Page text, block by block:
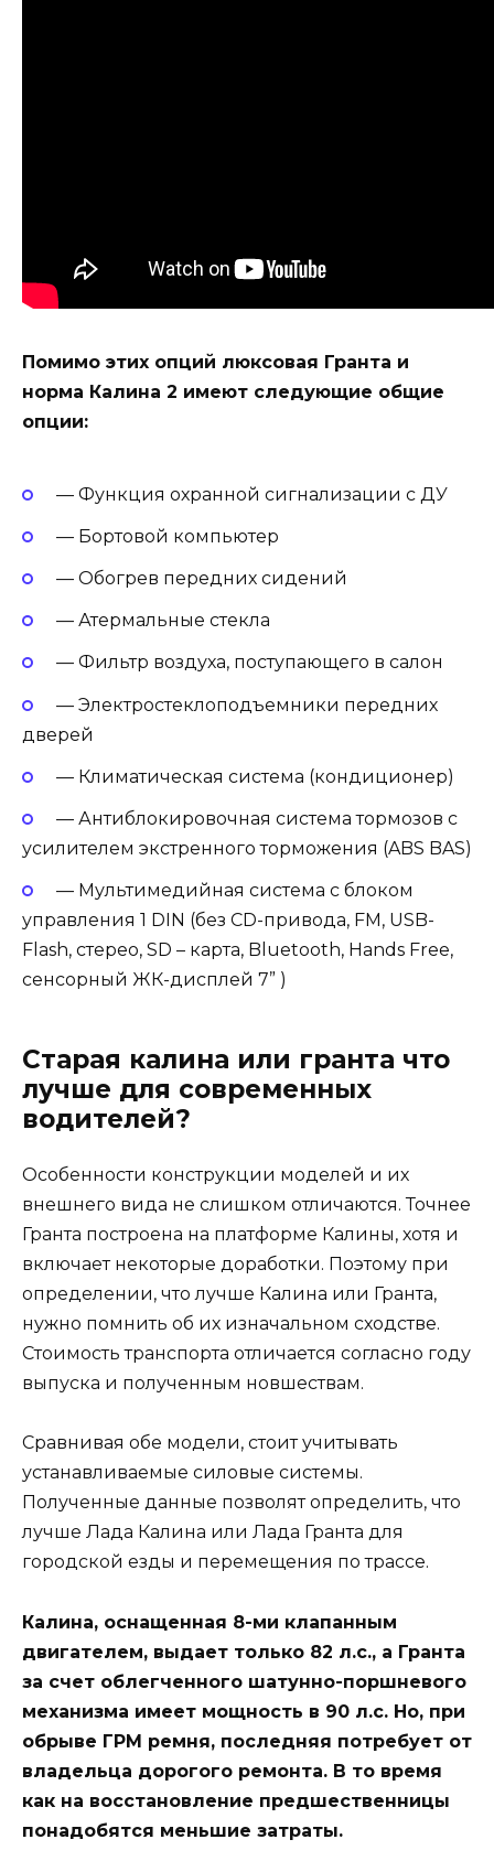
Помимо этих опций люксовая Гранта и
норма Калина 2 имеют следующие общие
опции:
— Функция охранной сигнализации с ДУ
— Бортовой компьютер
— Обогрев передних сидений
— Атермальные стекла
— Фильтр воздуха, поступающего в салон
— Электростеклоподъемники передних
дверей
— Климатическая система (кондиционер)
— Антиблокировочная система тормозов с
усилителем экстренного торможения (ABS BAS)
— Мультимедийная система с блоком
управления 1 DIN (без CD-привода, FM, USB-
Flash, стерео, SD – карта, Bluetooth, Hands Free,
сенсорный ЖК-дисплей 7” )
Старая калина или гранта что
лучше для современных
водителей?
Особенности конструкции моделей и их
внешнего вида не слишком отличаются. Точнее
Гранта построена на платформе Калины, хотя и
включает некоторые доработки. Поэтому при
определении, что лучше Калина или Гранта,
нужно помнить об их изначальном сходстве.
Стоимость транспорта отличается согласно году
выпуска и полученным новшествам.
Сравнивая обе модели, стоит учитывать
устанавливаемые силовые системы.
Полученные данные позволят определить, что
лучше Лада Калина или Лада Гранта для
городской езды и перемещения по трассе.
Калина, оснащенная 8-ми клапанным
двигателем, выдает только 82 л.с., а Гранта
за счет облегченного шатунно-поршневого
механизма имеет мощность в 90 л.с. Но, при
обрыве ГРМ ремня, последняя потребует от
владельца дорогого ремонта. В то время
как на восстановление предшественницы
понадобятся меньшие затраты.